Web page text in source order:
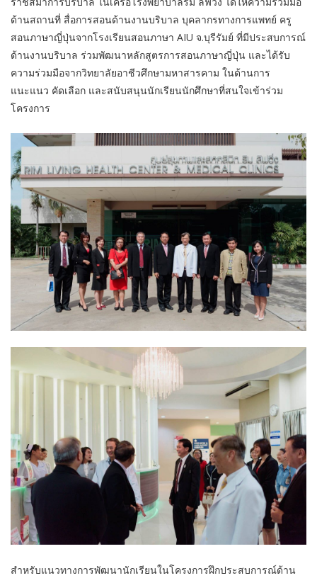
ด้านสถานที่ สื่อการสอนด้านงานบริบาล บุคลากรทางการแพทย์ ครู
สอนภาษาญี่ปุ่นจากโรงเรียนสอนภาษา AIU จ.บุรีรัมย์ ที่มีประสบการณ์
ด้านงานบริบาล ร่วมพัฒนาหลักสูตรการสอนภาษาญี่ปุ่น และได้รับ
ความร่วมมือจากวิทยาลัยอาชีวศึกษามหาสารคาม ในด้านการ
แนะแนว คัดเลือก และสนับสนุนนักเรียนนักศึกษาที่สนใจเข้าร่วม
โครงการ
สำหรับแนวทางการพัฒนานักเรียนในโครงการฝึกประสบการณ์ด้าน